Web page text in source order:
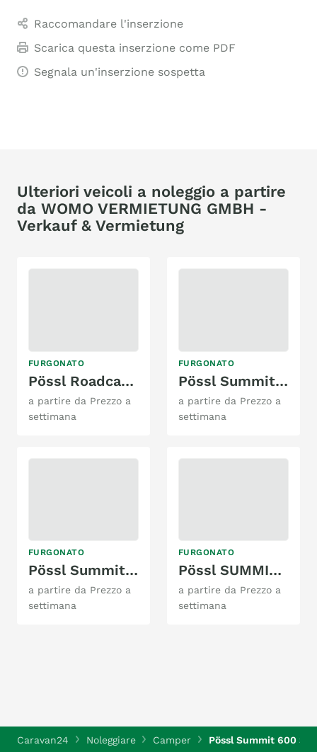
Raccomandare l'inserzione
Scarica questa inserzione come PDF
Segnala un'inserzione sospetta
Ulteriori veicoli a noleggio a partire
da WOMO VERMIETUNG GMBH -
Verkauf & Vermietung
FURGONATO
Pössl Roadcar R540
a partire da Prezzo a
settimana
FURGONATO
Pössl Summit Shine 600 AD
a partire da Prezzo a
settimana
FURGONATO
Pössl Summit 540
a partire da Prezzo a
settimana
FURGONATO
Pössl SUMMIT SHINE 540
a partire da Prezzo a
settimana
Caravan24 Noleggiare Camper Pössl Summit 600